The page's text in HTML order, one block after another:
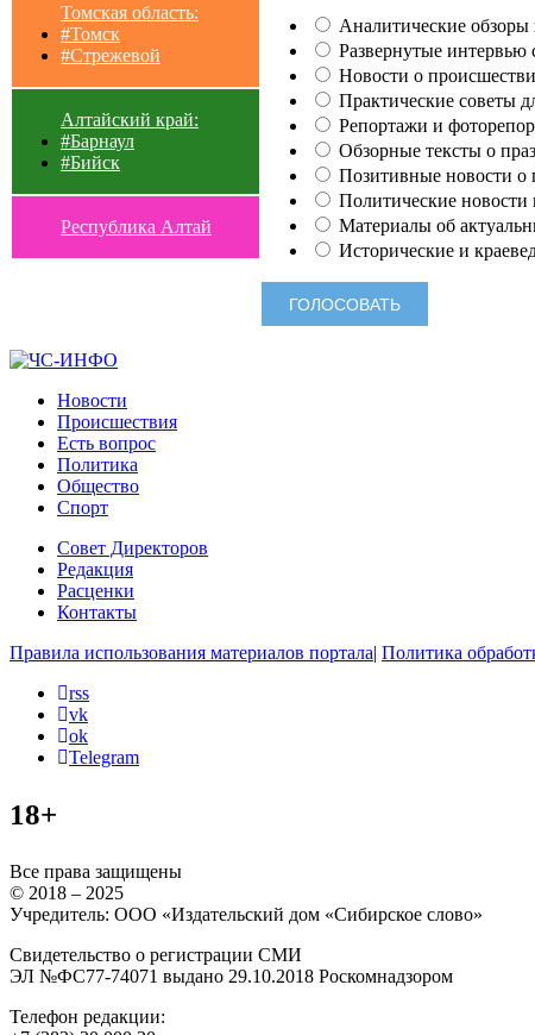
Томская область:
#Томск
#Стрежевой
Алтайский край:
#Барнаул
#Бийск
Республика Алтай
Аналитические
Развернутые интервью
Новости о
Практические советы
Репортажи и
Обзорные тексты о
Позитивные новости о
Политические новости
Материалы об
Исторические и
Новости
Происшествия
Есть вопрос
Политика
Общество
Спорт
Совет Директоров
Редакция
Расценки
Контакты
Правила использования материалов портала| Политика
rss
vk
ok
Telegram
18+
Все права защищены
© 2018 – 2025
Учредитель: ООО «Издательский дом «Сибирское слово»
Свидетельство о регистрации СМИ
ЭЛ №ФС77-74071 выдано 29.10.2018 Роскомнадзором
Телефон редакции: